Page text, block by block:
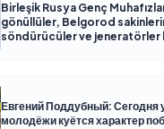
Birleşik Rusya Genç
gönüllüler, Belgorod
söndürücüler ve jeneratörler
Евгений Поддубный: Сегодня
молодёжи куётся характер